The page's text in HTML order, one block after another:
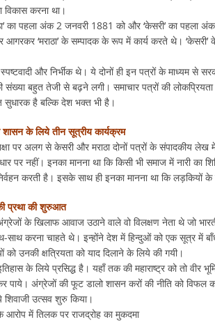
विकास करना था।
का पहला अंक 2 जनवरी 1881 को और ‘केसरी’ का पहला
आगरकर ‘मराठा’ के सम्पादक के रूप में कार्य करते थे।
और निर्भीक थे। ये दोनों ही इन पत्रों के माध्यम से
बहुत तेजी से बढ़ने लगी। समाचार पत्रों की लोकप्रियता
सुधारक है बल्कि देश भक्त भी है।
शासन के लिये तीन सूत्रीय कार्यक्रम
पर अलग से केसरी और मराठा दोनों पत्रों के संपादकीय लेख
पर नहीं। इनका मानना था कि किसी भी समाज में नारी का
करती है। इसके साथ ही इनका मानना था कि लड़कियों
प्रथा की शुरुआत
के खिलाफ आवाज उठाने वाले वो विलक्षण नेता थे जो
साथ करना चाहते थे। इन्होंने देश में हिन्दुओं को एक सूत्र
उनकी क्षत्रियता को याद दिलाने के लिये की गयी।
के लिये प्रसिद्ध है। यहाँ तक की महाराष्ट्र को तो वीर
अंग्रेजों की फूट डालो शासन करों की नीति को विफल
उत्सव शुरु किया।
में तिलक पर राजद्रोह का मुकदमा